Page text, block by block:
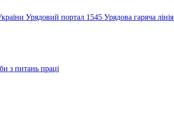
Урядовий портал 1545 Урядова гаряча лінія
з питань праці